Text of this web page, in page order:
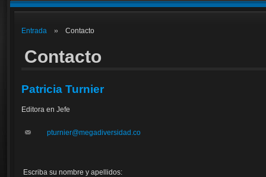
Entrada Contacto
Contacto
Patricia Turnier
Editora en Jefe
pturnier@megadiversidad.co
Escriba su nombre y apellidos: